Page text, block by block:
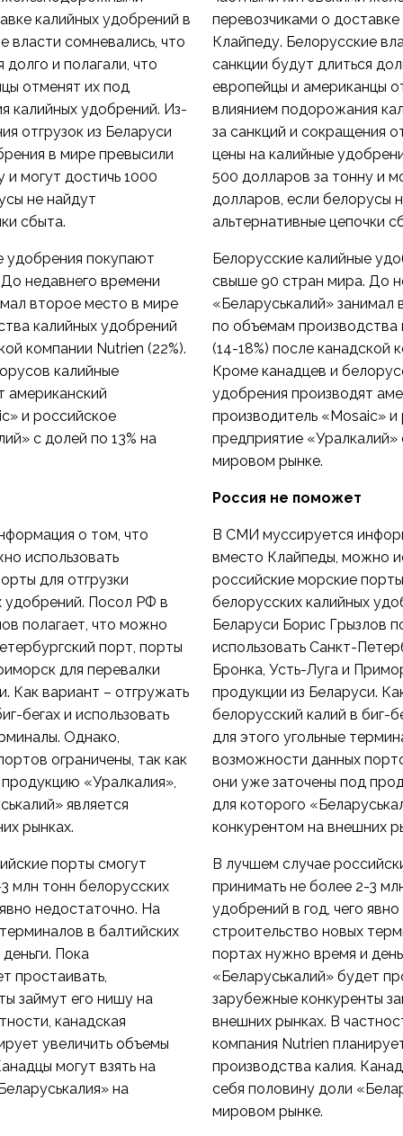
калийных удобрений в
власти сомневались, что
долго и полагали, что
отменят их под
калийных удобрений. Из-
отгрузок из Беларуси
в мире превысили
и могут достичь 1000
не найдут
сбыта.
удобрения покупают
недавнего времени
второе место в мире
калийных удобрений
компании Nutrien (22%).
калийные
американский
и российское
с долей по 13% на
о том, что
использовать
для отгрузки
удобрений. Посол РФ в
полагает, что можно
порт, порты
для перевалки
Как вариант – отгружать
бегах и использовать
Однако,
ограничены, так как
«Уралкалия»,
является
рынках.
порты смогут
млн тонн белорусских
недостаточно. На
в балтийских
Пока
простаивать,
займут его нишу на
канадская
увеличить объемы
могут взять на
на
перевозчиками о
Клайпеду. Белорусские
санкции будут длиться
европейцы и американцы
влиянием подорожания
за санкций и сокращения
цены на калийные
500 долларов за тонну и
долларов, если белорусы
альтернативные цепочки
Белорусские калийные
свыше 90 стран мира. До
«Беларуськалий»
по объемам производства
(14-18%) после канадской
Кроме канадцев и
удобрения производят
производитель «Mosaic» и
предприятие «Уралкалий»
мировом рынке.
Россия не поможет
В СМИ муссируется
вместо Клайпеды, можно
российские морские
белорусских калийных
Беларуси Борис Грызлов
использовать Санкт-
Бронка, Усть-Луга и
продукции из Беларуси.
белорусский калий в биг-
для этого угольные
возможности данных
они уже заточены под
для которого
конкурентом на внешних
В лучшем случае
принимать не более 2-3
удобрений в год, чего
строительство новых
портах нужно время и
«Беларуськалий» будет
зарубежные конкуренты
внешних рынках. В
компания Nutrien
производства калия.
себя половину доли
мировом рынке.